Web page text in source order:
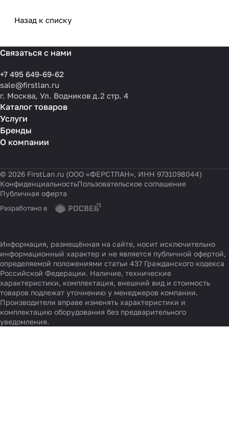
Назад к списку
Связаться с нами
+7 495 649-69-62
sale@firstlan.ru
г. Москва, Ул. Водников д.2 стр. 4
Каталог товаров
Услуги
Бренды
О компании
© 2026 FirstLan.ru (ООО «ФЕРСТЛАН», ИНН 9731098044)
КонфиденциальностьПользовательское соглашение
Публичная оферта
Разработано в
Информация, размещённая на сайте, носит исключительно
информационный характер и не является публичной офертой,
определяемой положениями статьи 437 Гражданского кодекса
Российской Федерации. Наличие, технические
характеристики, комплектация, внешний вид и стоимость
товаров подлежат уточнению у менеджеров компании.
Производители вправе изменять характеристики и
комплектацию оборудования без предварительного
уведомления.